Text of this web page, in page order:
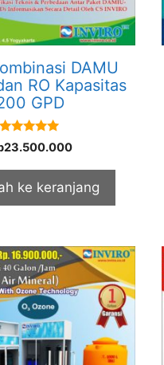
DAMU
RO Kapasitas
GPD
5.00
out of 5
23.500.000
ke keranjang